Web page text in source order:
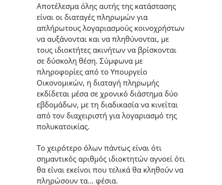
Αποτέλεσμα όλης αυτής της κατάστασης
είναι οι διαταγές πληρωμών για
απλήρωτους λογαριασμούς κοινοχρήστων
να αυξάνονται και να πληθύνονται, με
τους ιδιοκτήτες ακινήτων να βρίσκονται
σε δύσκολη θέση. Σύμφωνα με
πληροφορίες από το Υπουργείο
Οικονομικών, η διαταγή πληρωμής
εκδίδεται μέσα σε χρονικό διάστημα δύο
εβδομάδων, με τη διαδικασία να κινείται
από τον διαχειριστή για λογαριασμό της
πολυκατοικίας.
Το χειρότερο όλων πάντως είναι ότι
σημαντικός αριθμός ιδιοκτητών αγνοεί ότι
θα είναι εκείνοι που τελικά θα κληθούν να
πληρώσουν τα... φέσια.